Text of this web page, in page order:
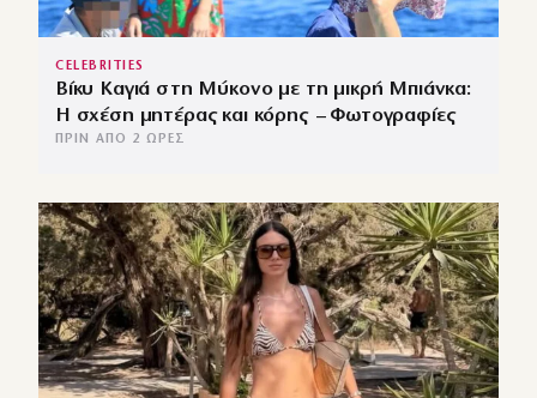
CELEBRITIES
Βίκυ Καγιά στη Μύκονο με τη μικρή Μπιάνκα:
Η σχέση μητέρας και κόρης – Φωτογραφίες
ΠΡΙΝ ΑΠΌ 2 ΏΡΕΣ